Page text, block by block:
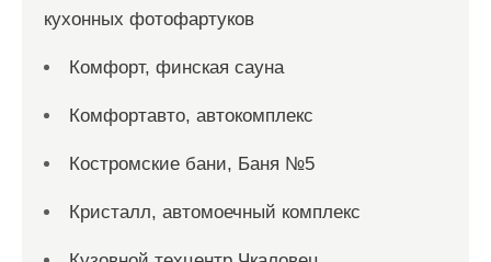
кухонных фотофартуков
Комфорт, финская сауна
Комфортавто, автокомплекс
Костромские бани, Баня №5
Кристалл, автомоечный комплекс